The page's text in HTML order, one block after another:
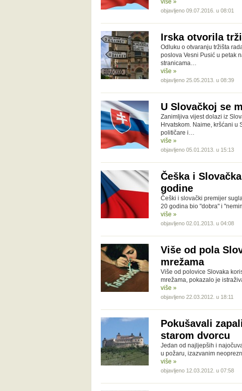
više »
objavljeno 09.07.2016. u 08:01
Irska otvorila
Odluku o otvaranju tržišta
poslova Vesni Pusić u petak
stranicama…
više »
objavljeno 25.05.2013. u 08:39
U Slovačkoj se
Zanimljiva vijest dolazi iz
Hrvatskom. Naime, kršćani u
političare i…
više »
objavljeno 05.01.2013. u 15:13
Češka i
godine
Češki i slovački premijer
20 godina bio "dobra" i
više »
objavljeno 02.01.2013. u 04:08
Više od pola
mrežama
Više od polovice Slovaka
mrežama, pokazalo je
više »
objavljeno 22.03.2012. u 18:11
Pokušavali
starom dvorcu
Jedan od najljepših i
u požaru, izazvanim
više »
objavljeno 12.03.2012. u 07:58